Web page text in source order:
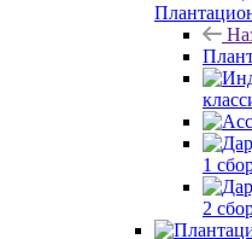
1
2